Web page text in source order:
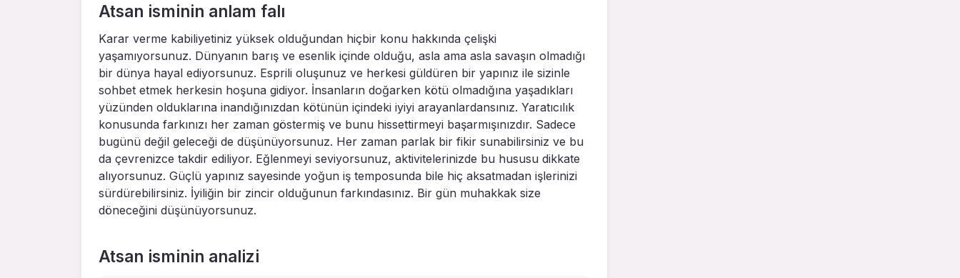
Atsan isminin anlam falı
Karar verme kabiliyetiniz yüksek olduğundan hiçbir konu hakkında çelişki
yaşamıyorsunuz. Dünyanın barış ve esenlik içinde olduğu, asla ama asla savaşın olmadığı
bir dünya hayal ediyorsunuz. Esprili oluşunuz ve herkesi güldüren bir yapınız ile sizinle
sohbet etmek herkesin hoşuna gidiyor. İnsanların doğarken kötü olmadığına yaşadıkları
yüzünden olduklarına inandığınızdan kötünün içindeki iyiyi arayanlardansınız. Yaratıcılık
konusunda farkınızı her zaman göstermiş ve bunu hissettirmeyi başarmışınızdır. Sadece
bugünü değil geleceği de düşünüyorsunuz. Her zaman parlak bir fikir sunabilirsiniz ve bu
da çevrenizce takdir ediliyor. Eğlenmeyi seviyorsunuz, aktivitelerinizde bu hususu dikkate
alıyorsunuz. Güçlü yapınız sayesinde yoğun iş temposunda bile hiç aksatmadan işlerinizi
sürdürebilirsiniz. İyiliğin bir zincir olduğunun farkındasınız. Bir gün muhakkak size
döneceğini düşünüyorsunuz.
Atsan isminin analizi